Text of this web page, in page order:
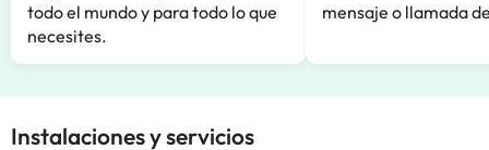
todo el mundo y para todo lo que
necesites.
mensaje o llamada
Instalaciones y servicios